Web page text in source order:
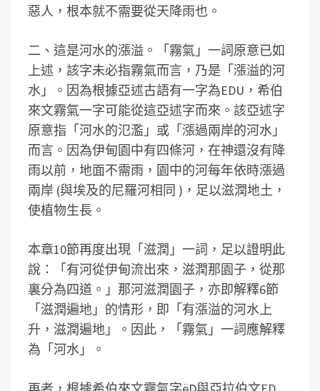
惡人，根本就不需要從天降雨也。
二、這是河水的漲溢。「霧氣」一詞原意已如
上述，該字未必指霧氣而言，乃是「漲溢的河
水」。因為根據亞述古語有一字為EDU，希伯
來文霧氣一字可能從這亞述字而來。該亞述字
原意指「河水的氾濫」或「漲過兩岸的河水」
而言。因為伊甸園中有四條河，在神還沒有降
雨以前，地面不需雨，園中的河每年依時漲過
兩岸 (與埃及的尼羅河相同 )，足以滋潤地土，
使植物生長。
本章10節再度出現「滋潤」一詞，足以證明此
說：「有河從伊甸流出來，滋潤那園子，從那
裏分為四道。」那河滋潤園子，亦即解釋6節
「滋潤遍地」的情形，即「有漲溢的河水上
升，滋潤遍地」。因此，「霧氣」一詞應解釋
為「河水」。